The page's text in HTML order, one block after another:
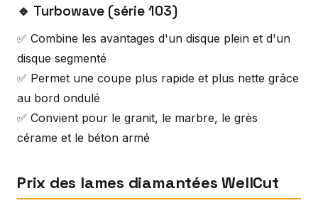
🔹 Turbowave (série 103)
✅ Combine les avantages d'un disque plein et d'un
disque segmenté
✅ Permet une coupe plus rapide et plus nette grâce
au bord ondulé
✅ Convient pour le granit, le marbre, le grès
cérame et le béton armé
Prix des lames diamantées WellCut